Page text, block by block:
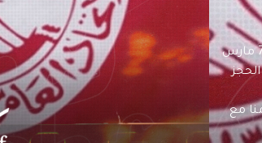
عبر المكتب التنفيذي للاتحاد العام التونسي للشغل في بيان له اليوم الخميس 7 مارس
الحجز
مع